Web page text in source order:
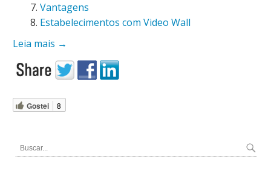
Vantagens
Estabelecimentos com Video Wall
Leia mais →
Gostei 8